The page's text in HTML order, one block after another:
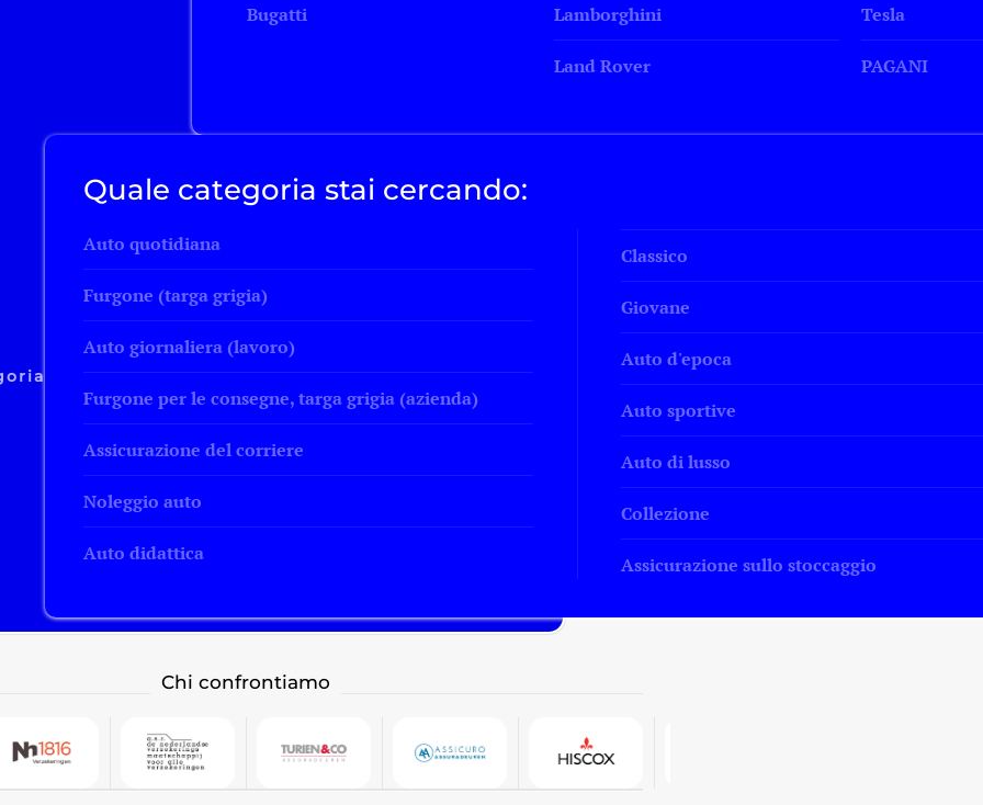
Bugatti Lamborghini
Land Rover
Tesla
PAGANI
Quale categoria stai cercando:
Auto quotidiana
Furgone (targa grigia)
Auto giornaliera (lavoro)
Furgone per le consegne, targa grigia (azienda)
Assicurazione del corriere
Noleggio auto
Auto didattica
Classico
Giovane
Auto d'epoca
Auto sportive
Auto di lusso
Collezione
Assicurazione sullo stoccaggio
Chi confrontiamo